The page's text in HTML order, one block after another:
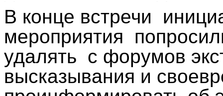
В конце встречи
мероприятия
удалять с форумов
высказывания и